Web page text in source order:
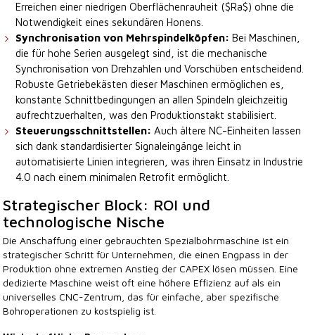
Erreichen einer niedrigen Oberflächenrauheit ($Ra$) ohne die
Notwendigkeit eines sekundären Honens.
Synchronisation von Mehrspindelköpfen: Bei Maschinen,
die für hohe Serien ausgelegt sind, ist die mechanische
Synchronisation von Drehzahlen und Vorschüben entscheidend.
Robuste Getriebekästen dieser Maschinen ermöglichen es,
konstante Schnittbedingungen an allen Spindeln gleichzeitig
aufrechtzuerhalten, was den Produktionstakt stabilisiert.
Steuerungsschnittstellen: Auch ältere NC-Einheiten lassen
sich dank standardisierter Signaleingänge leicht in
automatisierte Linien integrieren, was ihren Einsatz in Industrie
4.0 nach einem minimalen Retrofit ermöglicht.
Strategischer Block: ROI und
technologische Nische
Die Anschaffung einer gebrauchten Spezialbohrmaschine ist ein
strategischer Schritt für Unternehmen, die einen Engpass in der
Produktion ohne extremen Anstieg der CAPEX lösen müssen. Eine
dedizierte Maschine weist oft eine höhere Effizienz auf als ein
universelles CNC-Zentrum, das für einfache, aber spezifische
Bohroperationen zu kostspielig ist.